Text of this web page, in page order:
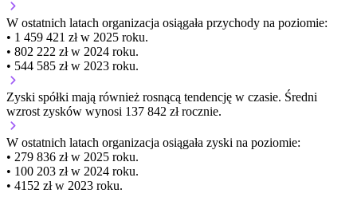
W ostatnich latach organizacja osiągała przychody na poziomie:
• 1 459 421 zł w 2025 roku.
• 802 222 zł w 2024 roku.
• 544 585 zł w 2023 roku.
Zyski spółki mają również rosnącą tendencję w czasie. Średni
wzrost zysków wynosi 137 842 zł rocznie.
W ostatnich latach organizacja osiągała zyski na poziomie:
• 279 836 zł w 2025 roku.
• 100 203 zł w 2024 roku.
• 4152 zł w 2023 roku.